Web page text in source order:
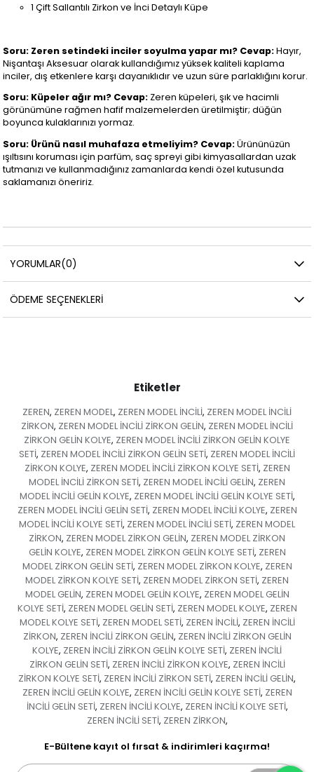
1 Çift Sallantılı Zirkon ve İnci Detaylı Küpe
Soru: Zeren setindeki inciler soyulma yapar mı? Cevap:Hayır,
Nişantaşı Aksesuar olarak kullandığımız yüksek kaliteli kaplama
inciler, dış etkenlere karşı dayanıklıdır ve uzun süre parlaklığını korur.
Soru: Küpeler ağır mı? Cevap: Zeren küpeleri, şık ve hacimli
görünümüne rağmen hafif malzemelerden üretilmiştir; düğün
boyunca kulaklarınızı yormaz.
Soru: Ürünü nasıl muhafaza etmeliyim? Cevap:Ürününüzün
ışıltısını koruması için parfüm, saç spreyi gibi kimyasallardan uzak
tutmanızı ve kullanmadığınız zamanlarda kendi özel kutusunda
saklamanızı öneririz.
YORUMLAR(0)
ÖDEME SEÇENEKLERI
Etiketler
ZEREN, ZEREN MODEL, ZEREN MODEL İNCİLİ, ZEREN MODEL İNCİLİ
ZİRKON, ZEREN MODEL İNCİLİ ZİRKON GELİN, ZEREN MODEL İNCİLİ
ZİRKON GELİN KOLYE, ZEREN MODEL İNCİLİ ZİRKON GELİN KOLYE
SETİ, ZEREN MODEL İNCİLİ ZİRKON GELİN SETİ, ZEREN MODEL İNCİLİ
ZİRKON KOLYE, ZEREN MODEL İNCİLİ ZİRKON KOLYE SETİ, ZEREN
MODEL İNCİLİ ZİRKON SETİ, ZEREN MODEL İNCİLİ GELİN, ZEREN
MODEL İNCİLİ GELİN KOLYE, ZEREN MODEL İNCİLİ GELİN KOLYE SETİ,
ZEREN MODEL İNCİLİ GELİN SETİ, ZEREN MODEL İNCİLİ KOLYE, ZEREN
MODEL İNCİLİ KOLYE SETİ, ZEREN MODEL İNCİLİ SETİ, ZEREN MODEL
ZİRKON, ZEREN MODEL ZİRKON GELİN, ZEREN MODEL ZİRKON
GELİN KOLYE, ZEREN MODEL ZİRKON GELİN KOLYE SETİ, ZEREN
MODEL ZİRKON GELİN SETİ, ZEREN MODEL ZİRKON KOLYE, ZEREN
MODEL ZİRKON KOLYE SETİ, ZEREN MODEL ZİRKON SETİ, ZEREN
MODEL GELİN, ZEREN MODEL GELİN KOLYE, ZEREN MODEL GELİN
KOLYE SETİ, ZEREN MODEL GELİN SETİ, ZEREN MODEL KOLYE, ZEREN
MODEL KOLYE SETİ, ZEREN MODEL SETİ, ZEREN İNCİLİ, ZEREN İNCİLİ
ZİRKON, ZEREN İNCİLİ ZİRKON GELİN, ZEREN İNCİLİ ZİRKON GELİN
KOLYE, ZEREN İNCİLİ ZİRKON GELİN KOLYE SETİ, ZEREN İNCİLİ
ZİRKON GELİN SETİ, ZEREN İNCİLİ ZİRKON KOLYE, ZEREN İNCİLİ
ZİRKON KOLYE SETİ, ZEREN İNCİLİ ZİRKON SETİ, ZEREN İNCİLİ GELİN,
ZEREN İNCİLİ GELİN KOLYE, ZEREN İNCİLİ GELİN KOLYE SETİ, ZEREN
İNCİLİ GELİN SETİ, ZEREN İNCİLİ KOLYE, ZEREN İNCİLİ KOLYE SETİ,
ZEREN İNCİLİ SETİ, ZEREN ZİRKON,
E-Bültene kayıt ol fırsat & indirimleri kaçırma!